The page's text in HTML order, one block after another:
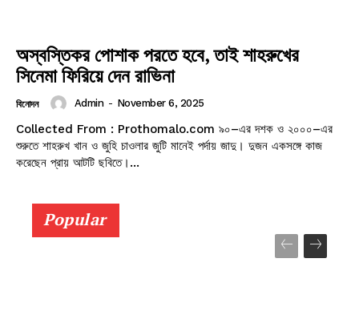
অস্বস্তিকর পোশাক পরতে হবে, তাই শাহরুখের
সিনেমা ফিরিয়ে দেন রাভিনা
বিনোদন Admin - November 6, 2025
Collected From : Prothomalo.com ৯০–এর দশক ও ২০০০–এর
শুরুতে শাহরুখ খান ও জুহি চাওলার জুটি মানেই পর্দায় জাদু। দুজন একসঙ্গে কাজ
করেছেন প্রায় আটটি ছবিতে।...
Popular